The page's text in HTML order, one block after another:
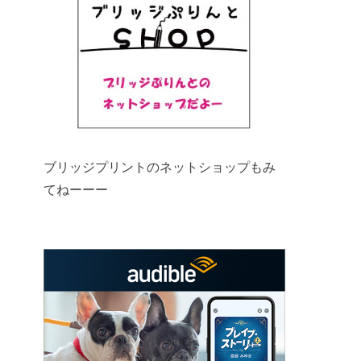
ブリッジプリントのネットショップもみ
てねーーー